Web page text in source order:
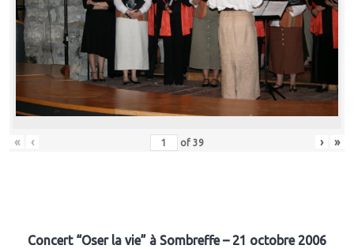
« ‹ of 39 › »
Concert “Oser la vie” à Sombreffe – 21 octobre 2006